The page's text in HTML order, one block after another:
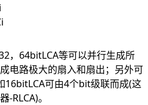
，64bitLCA等可以并行生成所
电路极大的扇入和扇出；另外可
16bitLCA可由4个bit级联而成(这
RLCA)。